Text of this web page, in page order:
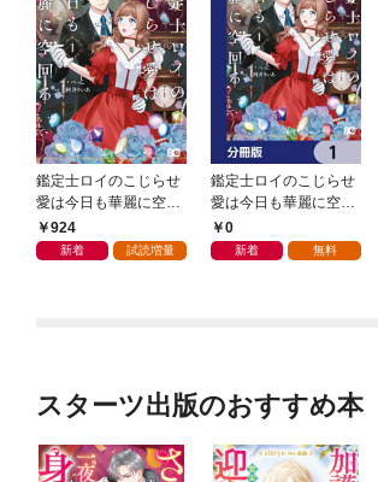
鑑定士ロイのこじらせ
愛は今日も華麗に空回
る 1【電子特別版】
924
新着 試読増量
鑑定士ロイのこじらせ
愛は今日も華麗に空回
る【分冊版】 1
0
新着 無料
スターツ出版のおすすめ本